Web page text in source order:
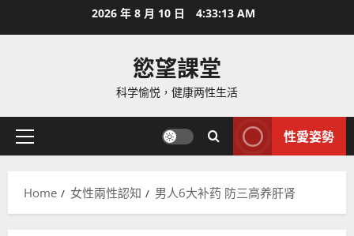
2026 年 8 月 10 日 4:33:14 AM
慾望課堂
科学愉悦，健康两性生活
Primary
性愛姿勢
Home 女性兩性認知 男人6大补药 防三高养肝肾